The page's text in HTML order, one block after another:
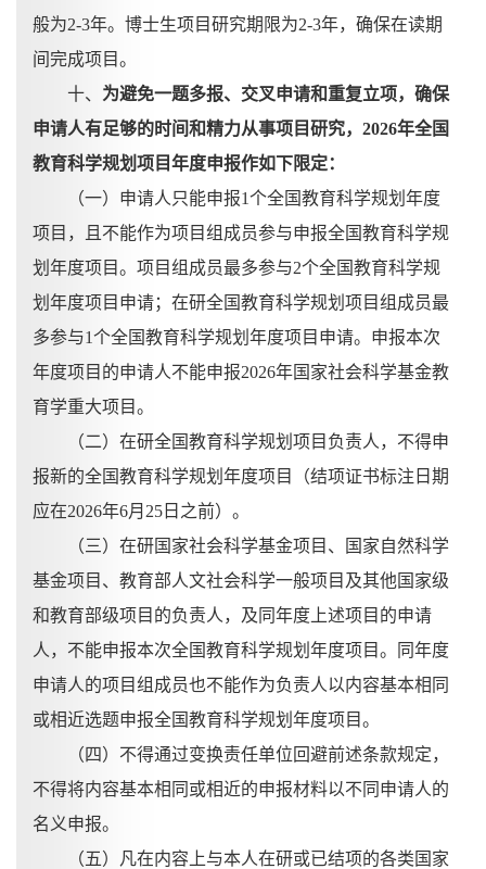
般为2-3年。博士生项目研究期限为2-3年，确保在读期
间完成项目。
十、 为避免一题多报、交叉申请和重复立项，确保
申请人有足够的时间和精力从事项目研究， 2026年全国
教育科学规划项目年度申报作如下限定：
（一）申请人只能申报1个全国教育科学规划年度
项目，且不能作为项目组成员参与申报全国教育科学规
划年度项目。项目组成员最多参与2个全国教育科学规
划年度项目申请；在研全国教育科学规划项目组成员最
多参与1个全国教育科学规划年度项目申请。申报本次
年度项目的申请人不能申报2026年国家社会科学基金教
育学重大项目。
（二）在研全国教育科学规划项目负责人，不得申
报新的全国教育科学规划年度项目（结项证书标注日期
应在2026年6月25日之前）。
（三）在研国家社会科学基金项目、国家自然科学
基金项目、教育部人文社会科学一般项目及其他国家级
和教育部级项目的负责人，及同年度上述项目的申请
人，不能申报本次全国教育科学规划年度项目。同年度
申请人的项目组成员也不能作为负责人以内容基本相同
或相近选题申报全国教育科学规划年度项目。
（四）不得通过变换责任单位回避前述条款规定，
不得将内容基本相同或相近的申报材料以不同申请人的
名义申报。
（五）凡在内容上与本人在研或已结项的各类国家